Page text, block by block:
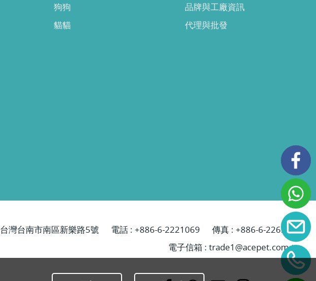
狗狗
貓貓
品牌與工廠資訊
代理與批發
台灣台南市南區新樂路5號 電話 : +886-6-2221069
傳真 : +886-6-2265629
電子信箱 : trade1@acepet.com.tw